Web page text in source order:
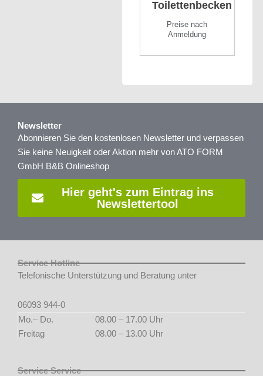
Toilettenbecken
Preise nach
Anmeldung
Newsletter
Abonnieren Sie den kostenlosen Newsletter und verpassen
Sie keine Neuigkeit oder Aktion mehr von ATO FORM
GmbH B&B Onlineshop
Hier geht's zum Eintrag ins
Newslettertool
Service Hotline
Telefonische Unterstützung und Beratung unter
06093 944-0
Mo.– Do.
08.00 – 17.00 Uhr
Freitag
08.00 – 13.00 Uhr
Service Service